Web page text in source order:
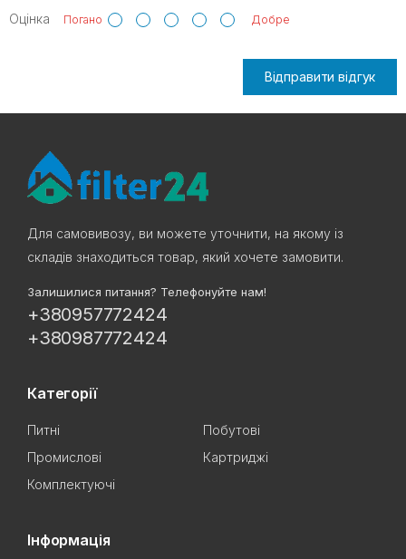
Оцінка Погано Добре
Відправити відгук
Для самовивозу, ви можете уточнити, на якому із
складів знаходиться товар, який хочете замовити.
Залишилися питання? Телефонуйте нам!
+380957772424
+380987772424
Категорії
Питні
Побутові
Промислові
Картриджі
Комплектуючі
Інформація